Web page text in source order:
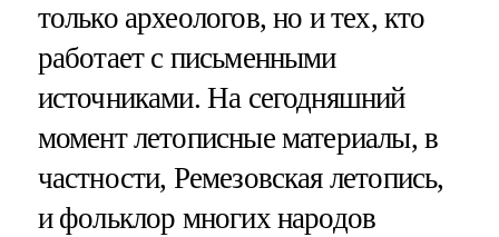
только археологов, но и тех, кто
работает с письменными
источниками. На сегодняшний
момент летописные материалы, в
частности, Ремезовская летопись,
и фольклор многих народов